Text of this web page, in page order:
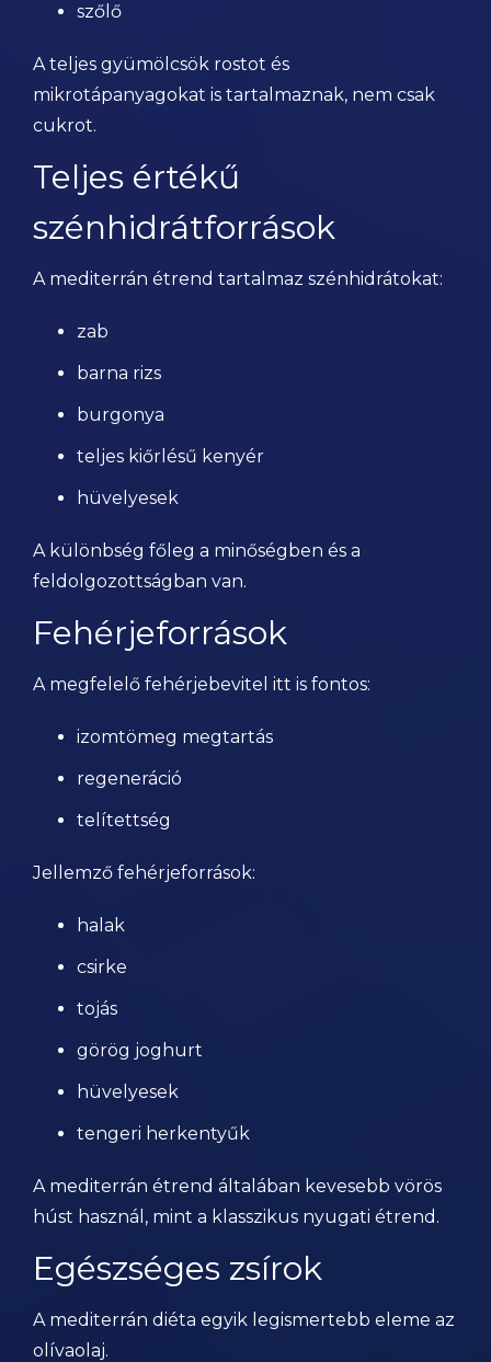
szőlő
A teljes gyümölcsök rostot és
mikrotápanyagokat is tartalmaznak, nem csak
cukrot.
Teljes értékű
szénhidrátforrások
A mediterrán étrend tartalmaz szénhidrátokat:
zab
barna rizs
burgonya
teljes kiőrlésű kenyér
hüvelyesek
A különbség főleg a minőségben és a
feldolgozottságban van.
Fehérjeforrások
A megfelelő fehérjebevitel itt is fontos:
izomtömeg megtartás
regeneráció
telítettség
Jellemző fehérjeforrások:
halak
csirke
tojás
görög joghurt
hüvelyesek
tengeri herkentyűk
A mediterrán étrend általában kevesebb vörös
húst használ, mint a klasszikus nyugati étrend.
Egészséges zsírok
A mediterrán diéta egyik legismertebb eleme az
olívaolaj.